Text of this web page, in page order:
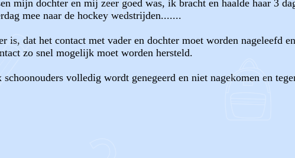
mijn dochter en mij zeer goed was, ik bracht en haalde haar 3
mee naar de hockey wedstrijden.......
is, dat het contact met vader en dochter moet worden nageleefd
zo snel mogelijk moet worden hersteld.
volledig wordt genegeerd en niet nagekomen en